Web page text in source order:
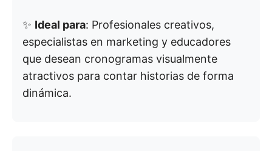
✨ Ideal para: Profesionales creativos,
especialistas en marketing y educadores
que desean cronogramas visualmente
atractivos para contar historias de forma
dinámica.